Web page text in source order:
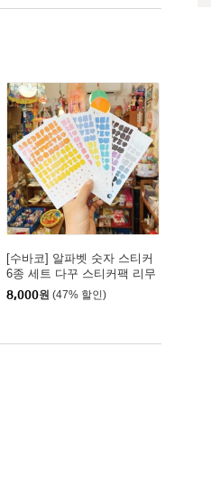
[수바코] 알파벳 숫자 스티커
6종 세트 다꾸 스티커팩 리무
버블 탑꾸 씰 폴꾸 다이어리
꾸미기 인스 Sticker
8,000원 (47% 할인)